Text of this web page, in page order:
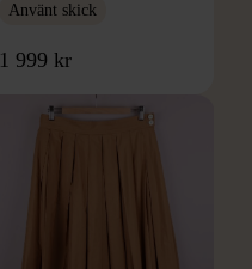
Använt skick
1 999 kr